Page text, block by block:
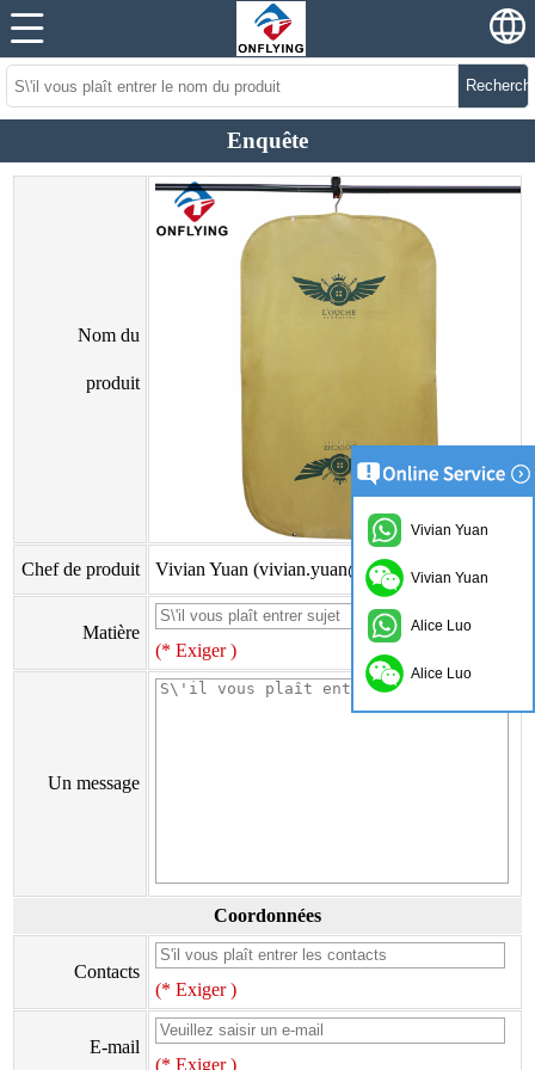
Enquête
Nom du
produit
Chef de produit Vivian Yuan (vivian.yuan@onflyingcn.com)
Matière
(* Exiger )
Un message
Coordonnées
Contacts
(* Exiger )
E-mail
(* Exiger )
Vivian Yuan
Vivian Yuan
Alice Luo
Alice Luo